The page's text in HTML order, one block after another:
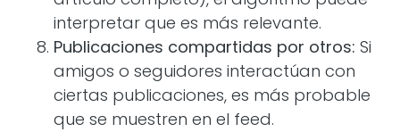
interpretar que es más relevante.
Publicaciones compartidas por otros: Si
amigos o seguidores interactúan con
ciertas publicaciones, es más probable
que se muestren en el feed.